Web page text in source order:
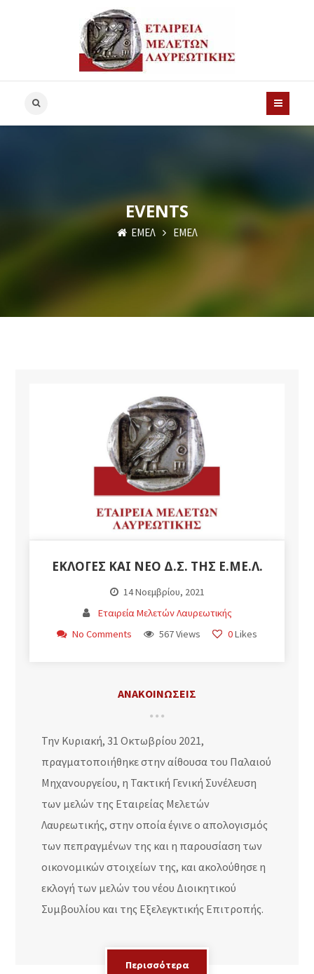
EVENTS
ΕΜΕΛ ΕΜΕΛ
ΕΚΛΟΓΕΣ ΚΑΙ ΝΕΟ Δ.Σ. ΤΗΣ Ε.ΜΕ.Λ.
14 Νοεμβρίου, 2021
Εταιρεία Μελετών Λαυρεωτικής
No Comments
567 Views 0Likes
ΑΝΑΚΟΙΝΩΣΕΙΣ
Την Κυριακή, 31 Οκτωβρίου 2021,
πραγματοποιήθηκε στην αίθουσα του Παλαιού
Μηχανουργείου, η Τακτική Γενική Συνέλευση
των μελών της Εταιρείας Μελετών
Λαυρεωτικής, στην οποία έγινε ο απολογισμός
των πεπραγμένων της και η παρουσίαση των
οικονομικών στοιχείων της, και ακολούθησε η
εκλογή των μελών του νέου Διοικητικού
Συμβουλίου και της Εξελεγκτικής Επιτροπής.
Περισσότερα